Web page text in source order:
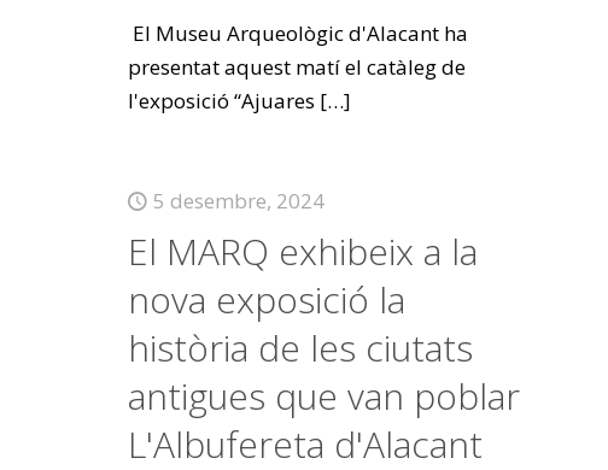
El Museu Arqueològic d'Alacant ha
presentat aquest matí el catàleg de
l'exposició “Ajuares […]
5 desembre, 2024
El MARQ exhibeix a la
nova exposició la
història de les ciutats
antigues que van poblar
L'Albufereta d'Alacant